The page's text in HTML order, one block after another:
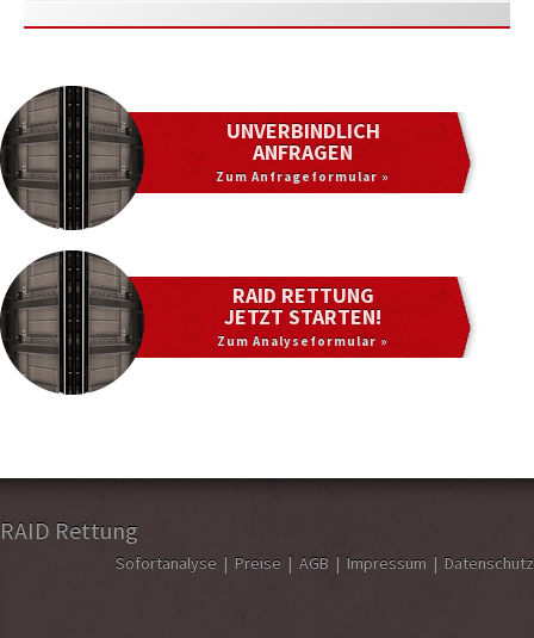
UNVERBINDLICH
ANFRAGEN
Zum Anfrageformular »
RAID RETTUNG
JETZT STARTEN!
Zum Analyseformular »
RAID Rettung
Sofortanalyse | Preise | AGB | Impressum | Datenschutz